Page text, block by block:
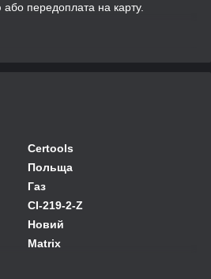
передоплата на карту.
Certools
Польща
Газ
CI-219-2-Z
Новий
Matrix